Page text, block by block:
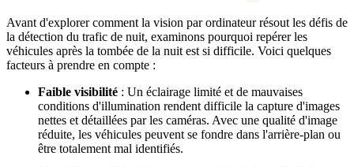
Avant d'explorer comment la vision par ordinateur résout les défis de
la détection du trafic de nuit, examinons pourquoi repérer les
véhicules après la tombée de la nuit est si difficile. Voici quelques
facteurs à prendre en compte :
Faible visibilité : Un éclairage limité et de mauvaises
conditions d'illumination rendent difficile la capture d'images
nettes et détaillées par les caméras. Avec une qualité d'image
réduite, les véhicules peuvent se fondre dans l'arrière-plan ou
être totalement mal identifiés.